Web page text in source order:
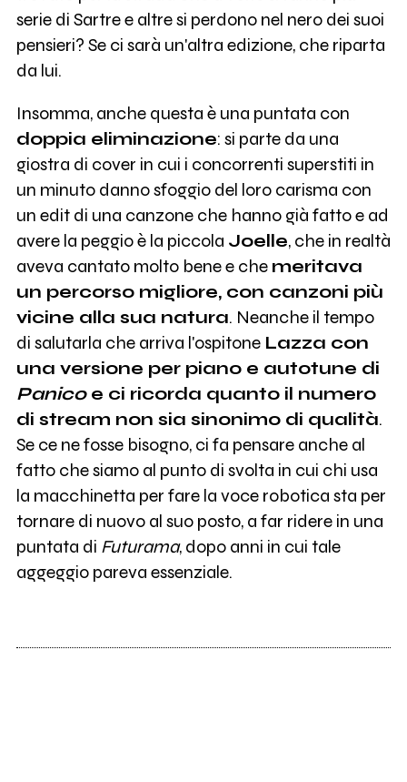
serie di Sartre e altre si perdono nel nero dei suoi
pensieri? Se ci sarà un'altra edizione, che riparta
da lui.
Insomma, anche questa è una puntata con
doppia eliminazione: si parte da una
giostra di cover in cui i concorrenti superstiti in
un minuto danno sfoggio del loro carisma con
un edit di una canzone che hanno già fatto e ad
avere la peggio è la piccola Joelle, che in realtà
aveva cantato molto bene e che meritava
un percorso migliore, con canzoni più
vicine alla sua natura. Neanche il tempo
di salutarla che arriva l'ospitone Lazza con
una versione per piano e autotune di
Panicoe ci ricorda quanto il numero
di stream non sia sinonimo di qualità.
Se ce ne fosse bisogno, ci fa pensare anche al
fatto che siamo al punto di svolta in cui chi usa
la macchinetta per fare la voce robotica sta per
tornare di nuovo al suo posto, a far ridere in una
puntata di Futurama, dopo anni in cui tale
aggeggio pareva essenziale.